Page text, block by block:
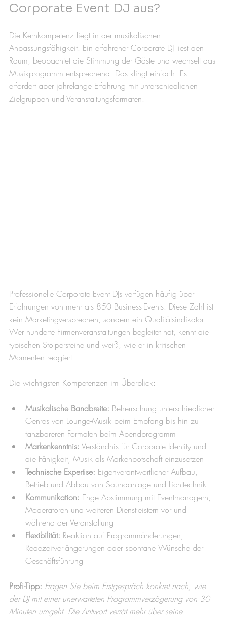
Corporate Event DJ aus?
Die Kernkompetenz liegt in der musikalischen
Anpassungsfähigkeit. Ein erfahrener Corporate DJ liest den
Raum, beobachtet die Stimmung der Gäste und wechselt das
Musikprogramm entsprechend. Das klingt einfach. Es
erfordert aber jahrelange Erfahrung mit unterschiedlichen
Zielgruppen und Veranstaltungsformaten.
Professionelle Corporate Event DJs verfügen häufig über
Erfahrungen von mehr als 850 Business-Events. Diese Zahl ist
kein Marketingversprechen, sondern ein Qualitätsindikator.
Wer hunderte Firmenveranstaltungen begleitet hat, kennt die
typischen Stolpersteine und weiß, wie er in kritischen
Momenten reagiert.
Die wichtigsten Kompetenzen im Überblick:
Musikalische Bandbreite: Beherrschung unterschiedlicher
Genres von Lounge-Musik beim Empfang bis hin zu
tanzbareren Formaten beim Abendprogramm
Markenkenntnis: Verständnis für Corporate Identity und
die Fähigkeit, Musik als Markenbotschaft einzusetzen
Technische Expertise: Eigenverantwortlicher Aufbau,
Betrieb und Abbau von Soundanlage und Lichttechnik
Kommunikation: Enge Abstimmung mit Eventmanagern,
Moderatoren und weiteren Dienstleistern vor und
während der Veranstaltung
Flexibilität: Reaktion auf Programmänderungen,
Redezeitverlängerungen oder spontane Wünsche der
Geschäftsführung
Profi-Tipp: Fragen Sie beim Erstgespräch konkret nach, wie
der DJ mit einer unerwarteten Programmverzögerung von 30
Minuten umgeht. Die Antwort verrät mehr über seine